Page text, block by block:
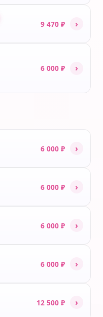
9 470 ₽ ›
6 000 ₽ ›
6 000 ₽ ›
6 000 ₽ ›
6 000 ₽ ›
6 000 ₽ ›
12 500 ₽ ›